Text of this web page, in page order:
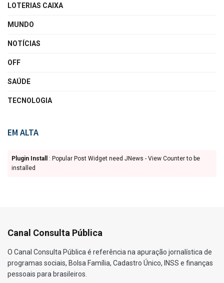
LOTERIAS CAIXA
MUNDO
NOTÍCIAS
OFF
SAÚDE
TECNOLOGIA
EM ALTA
Plugin Install
: Popular Post Widget need JNews - View Counter to be
installed
Canal Consulta Pública
O Canal Consulta Pública é referência na apuração jornalística de
programas sociais, Bolsa Família, Cadastro Único, INSS e finanças
pessoais para brasileiros.